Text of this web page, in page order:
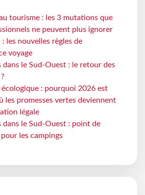
tourisme : les 3 mutations que
ne peuvent plus ignorer
: les nouvelles règles de
voyage
dans le Sud-Ouest : le retour des
écologique : pourquoi 2026 est
les promesses vertes deviennent
légale
dans le Sud-Ouest : point de
les campings